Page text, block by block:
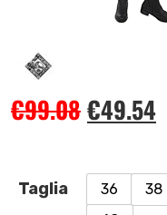
€99.08€49.54
Taglia 36 38